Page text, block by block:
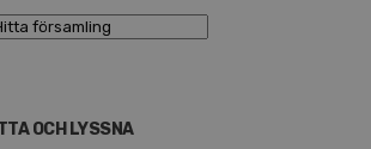
OCH LYSSNA